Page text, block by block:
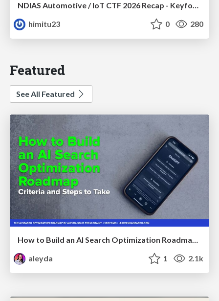
NDIAS Automotive / IoT CTF 2026 Recap - Keyfob & OSINT
himitu23
0 280
Featured
See All Featured
How to Build an AI Search Optimization Roadmap - Criteria and Steps to Take #SEOIRL
aleyda
1 2.1k